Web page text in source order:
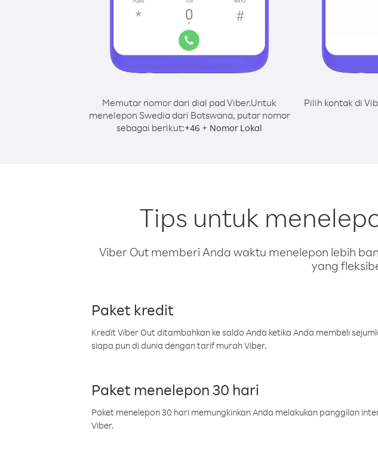
Memutar nomor dari dial pad Viber.Untuk
menelepon Swedia dari Botswana, putar nomor
sebagai berikut:+46 + Nomor Lokal
Pilih kontak di
Tips untuk
Viber Out memberi Anda waktu menelepon lebih
yang
Paket kredit
Kredit Viber Out ditambahkan ke saldo Anda ketika Anda membeli
siapa pun di dunia dengan tarif murah Viber.
Paket menelepon 30 hari
Paket menelepon 30 hari memungkinkan Anda melakukan panggilan
Viber.